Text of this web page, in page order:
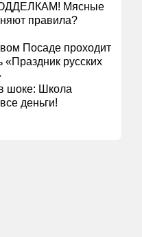
Мясные
правила?
Посаде проходит
«Праздник русских
шоке: Школа
деньги!